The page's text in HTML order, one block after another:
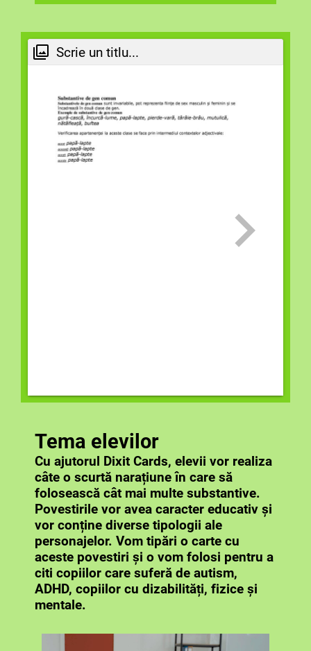
Scrie un titlu...
Tema elevilor
Cu ajutorul Dixit Cards, elevii vor realiza
câte o scurtă narațiune în care să
folosească cât mai multe substantive.
Povestirile vor avea caracter educativ și
vor conține diverse tipologii ale
personajelor. Vom tipări o carte cu
aceste povestiri și o vom folosi pentru a
citi copiilor care suferă de autism,
ADHD, copiilor cu dizabilități, fizice și
mentale.